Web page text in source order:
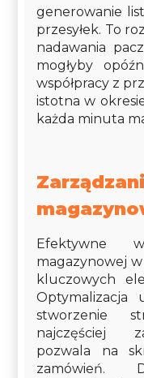
generowanie
przesyłek. To
nadawania
mogłyby
współpracy z
istotna w
każda minuta
Efektywne
magazynowej
kluczowych
Optymalizacja
stworzenie
najczęściej
pozwala na
zamówień.